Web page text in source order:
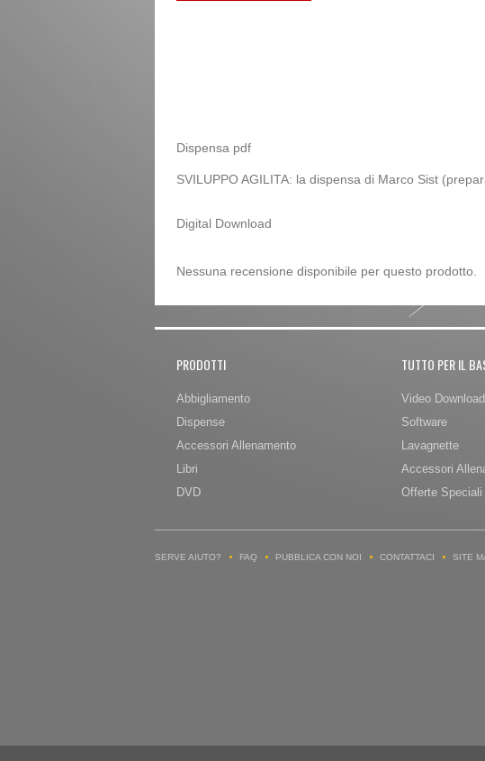
Dispensa pdf
SVILUPPO AGILITA: la dispensa di Marco Sist
Digital Download
Nessuna recensione disponibile per questo prodotto.
PRODOTTI
Abbigliamento
Dispense
Accessori Allenamento
Libri
DVD
TUTTO PER IL
Video Download
Software
Lavagnette
Accessori
Offerte Speciali
SERVE AIUTO? FAQ PUBBLICA CON NOI CONTATTACI SITE